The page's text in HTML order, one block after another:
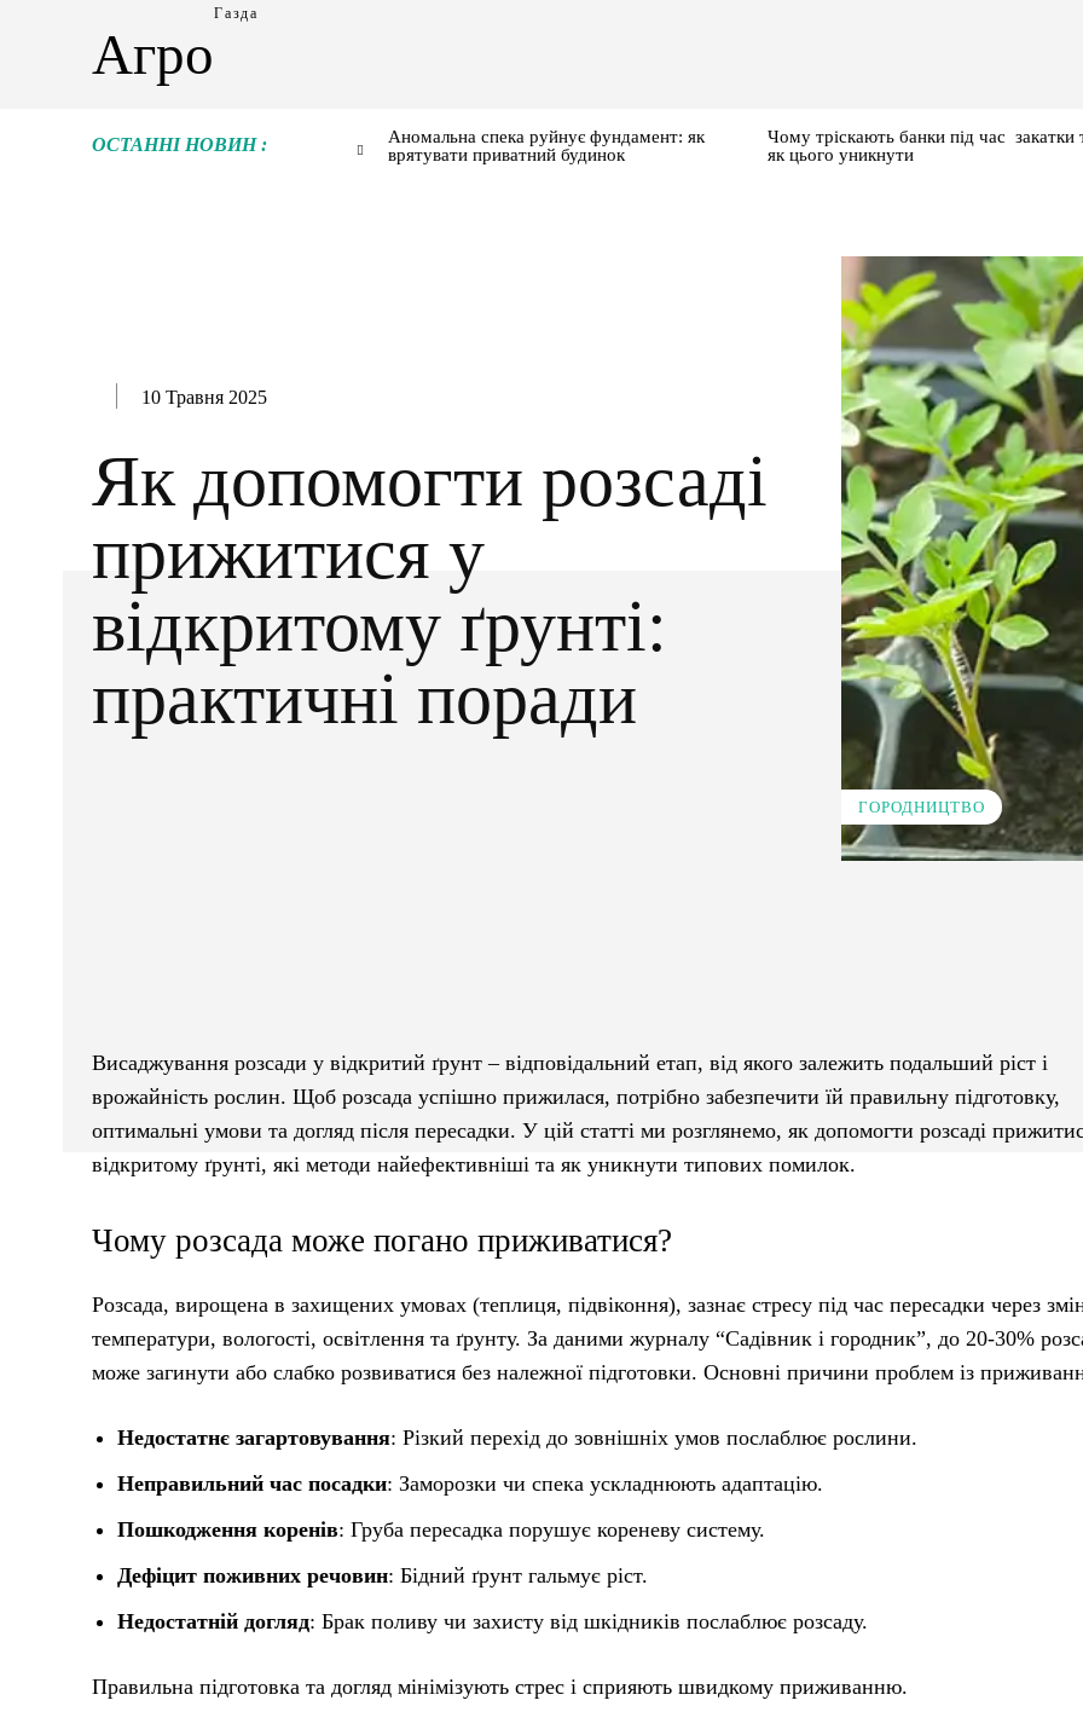
Агро
Газда
ОСТАННІ НОВИН :
Аномальна спека руйнує фундамент: як
врятувати приватний будинок
Чому тріскають банки під час закатки
як цього уникнути
10 Травня 2025
Як допомогти розсаді
прижитися у
відкритому ґрунті:
практичні поради
ГОРОДНИЦТВО
Висаджування розсади у відкритий ґрунт – відповідальний етап, від якого залежить подальший ріст і
врожайність рослин. Щоб розсада успішно прижилася, потрібно забезпечити їй правильну підготовку,
оптимальні умови та догляд після пересадки. У цій статті ми розглянемо, як допомогти розсаді
відкритому ґрунті, які методи найефективніші та як уникнути типових помилок.
Чому розсада може погано приживатися?
Розсада, вирощена в захищених умовах (теплиця, підвіконня), зазнає стресу під час пересадки через
температури, вологості, освітлення та ґрунту. За даними журналу “Садівник і городник”, до 20-30%
може загинути або слабко розвиватися без належної підготовки. Основні причини проблем із
Недостатнє загартовування: Різкий перехід до зовнішніх умов послаблює рослини.
Неправильний час посадки: Заморозки чи спека ускладнюють адаптацію.
Пошкодження коренів: Груба пересадка порушує кореневу систему.
Дефіцит поживних речовин: Бідний ґрунт гальмує ріст.
Недостатній догляд: Брак поливу чи захисту від шкідників послаблює розсаду.
Правильна підготовка та догляд мінімізують стрес і сприяють швидкому приживанню.